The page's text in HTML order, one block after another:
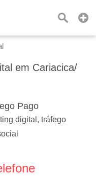
em Cariacica/
Pago
digital, tráfego